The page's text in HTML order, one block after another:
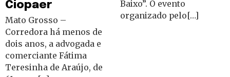
Ciopaer
Mato Grosso –
Corredora há menos de
dois anos, a advogada e
comerciante Fátima
Teresinha de Araújo, de
Baixo”. O evento
organizado pelo[…]